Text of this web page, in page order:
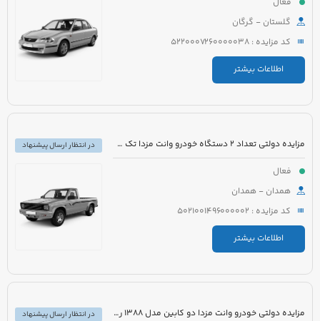
گلستان - گرگان
کد مزایده : 5220007260000038
اطلاعات بیشتر
مزایده دولتی تعداد 2 دستگاه خودرو وانت مزدا تک کابین دو گانه سوز
فعال
همدان - همدان
کد مزایده : 5021001496000002
اطلاعات بیشتر
در انتظار ارسال پیشنهاد
مزایده دولتی خودرو وانت مزدا دو کابین مدل 1388 رنگ نقره ای آبی
در انتظار ارسال پیشنهاد